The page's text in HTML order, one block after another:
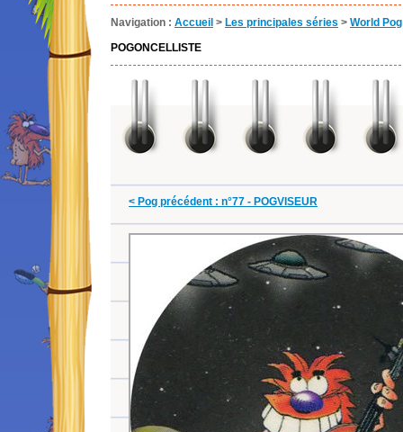
Navigation : Accueil > Les principales séries > World
POGONCELLISTE
< Pog précédent : n°77 - POGVISEUR